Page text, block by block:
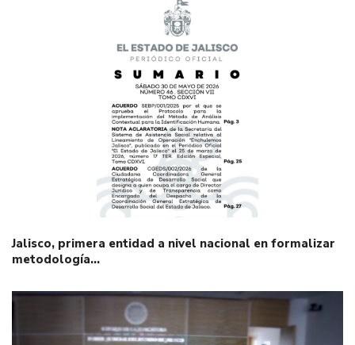
Jalisco, primera entidad a nivel nacional en formalizar
metodología…